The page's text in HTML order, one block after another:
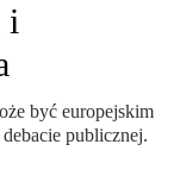
i
być europejskim
publicznej.